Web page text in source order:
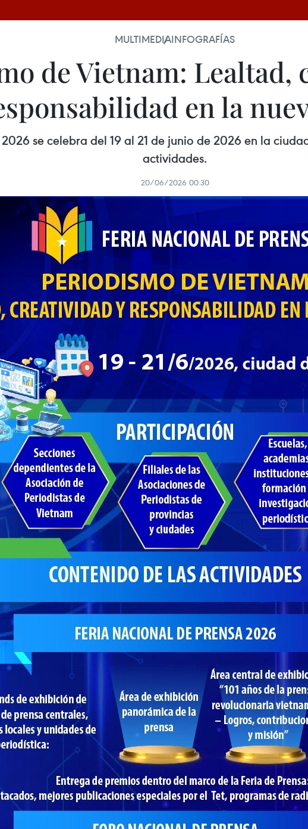
MULTIMEDIAINFOGRAFÍAS
de Vietnam: Lealtad,
en la
se celebra del 19 al 21 de junio de 2026 en la
actividades.
20/06/2026 00:30